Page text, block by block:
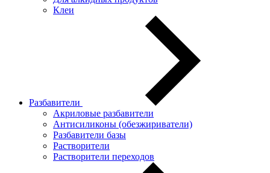
Клеи
Разбавители
Акриловые разбавители
Антисиликоны (обезжириватели)
Разбавители базы
Растворители
Растворители переходов